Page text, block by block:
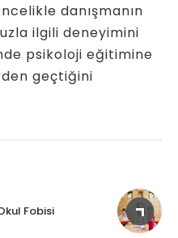
danışmanın
ilgili deneyimini
psikoloji eğitimine
geçtiğini
Fobisi